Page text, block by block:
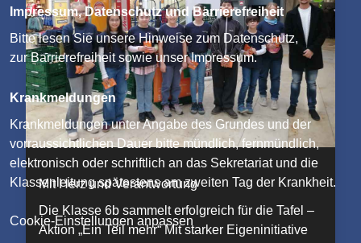
Mit Herz und Verantwortung
Die Klasse 6b sammelt erfolgreich für die Tafel –
Aktion „Ein Teil mehr“ Mit starker Eigeninitiative
Impressum, Datenschutz und Barrierefreiheit
Bitte lesen Sie unsereHinweise zum Datenschutz,
zurBarrierefreiheitsowie unserImpressum.
Krankmeldungen
Krankmeldungen unter Angabe des Grundes und der
vorraussichtlichen Dauer bitte mündlich, fernmündlich,
elektronisch oder schriftlich an das Sekretariat und die
Klassenleitung spätestens am zweiten Tag der Krankheit.
Cookie-Einstellungen anpassen